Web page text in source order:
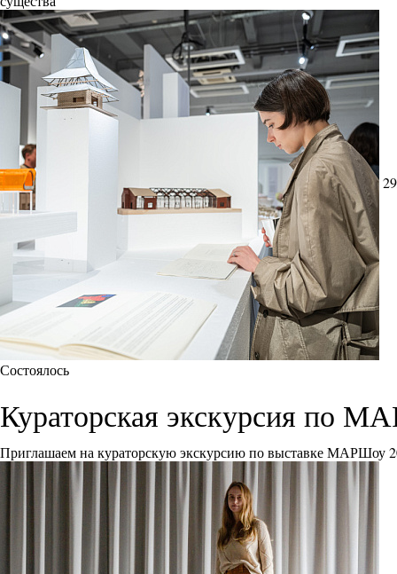
Состоялось
Кураторская экскурсия по
Приглашаем на кураторскую экскурсию по выставке МАРШоу